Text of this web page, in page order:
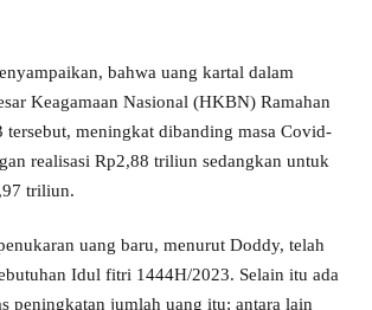
bahwa uang kartal dalam
Keagamaan Nasional (HKBN) Ramahan
meningkat dibanding masa Covid-
realisasi Rp2,88 triliun sedangkan untuk
triliun.
uang baru, menurut Doddy, telah
Idul fitri 1444H/2023. Selain itu ada
peningkatan jumlah uang itu; antara lain